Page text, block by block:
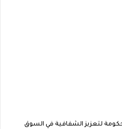
لتعزيز الشفافية في السوق